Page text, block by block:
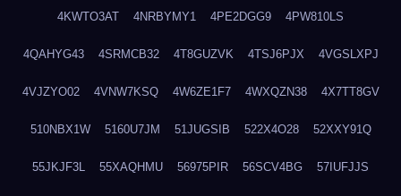
4KWTO3AT 4NRBYMY1 4PE2DGG9 4PW810LS
4QAHYG43 4SRMCB32 4T8GUZVK 4TSJ6PJX 4VGSLXPJ
4VJZYO02 4VNW7KSQ 4W6ZE1F7 4WXQZN38 4X7TT8GV
510NBX1W 5160U7JM 51JUGSIB 522X4O28 52XXY91Q
55JKJF3L 55XAQHMU 56975PIR 56SCV4BG 57IUFJJS